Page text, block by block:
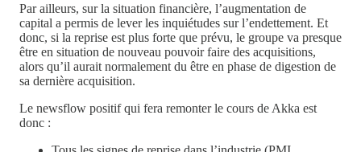
Par ailleurs, sur la situation financière, l’augmentation de
capital a permis de lever les inquiétudes sur l’endettement. Et
donc, si la reprise est plus forte que prévu, le groupe va presque
être en situation de nouveau pouvoir faire des acquisitions,
alors qu’il aurait normalement du être en phase de digestion de
sa dernière acquisition.
Le newsflow positif qui fera remonter le cours de Akka est
donc :